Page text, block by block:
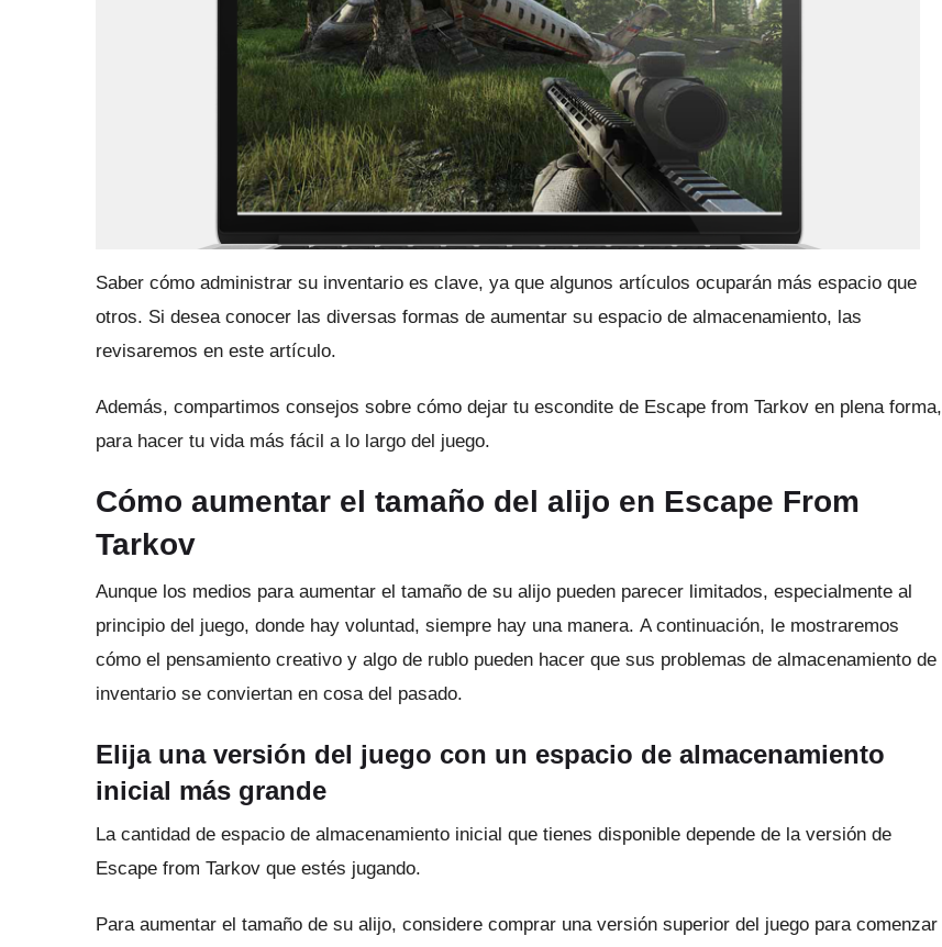
Saber cómo administrar su inventario es clave, ya que algunos artículos ocuparán más espacio que
otros. Si desea conocer las diversas formas de aumentar su espacio de almacenamiento, las
revisaremos en este artículo.
Además, compartimos consejos sobre cómo dejar tu escondite de Escape from Tarkov en plena forma,
para hacer tu vida más fácil a lo largo del juego.
Cómo aumentar el tamaño del alijo en Escape From
Tarkov
Aunque los medios para aumentar el tamaño de su alijo pueden parecer limitados, especialmente al
principio del juego, donde hay voluntad, siempre hay una manera. A continuación, le mostraremos
cómo el pensamiento creativo y algo de rublo pueden hacer que sus problemas de almacenamiento de
inventario se conviertan en cosa del pasado.
Elija una versión del juego con un espacio de almacenamiento
inicial más grande
La cantidad de espacio de almacenamiento inicial que tienes disponible depende de la versión de
Escape from Tarkov que estés jugando.
Para aumentar el tamaño de su alijo, considere comprar una versión superior del juego para comenzar